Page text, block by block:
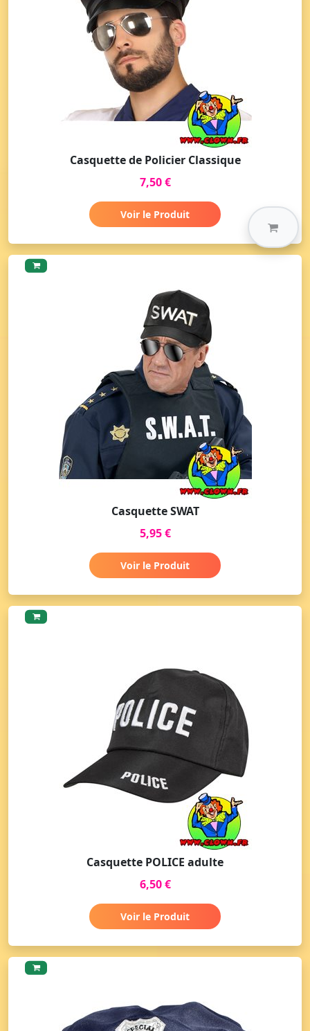
Casquette de Policier Classique
7,50 €
Voir le Produit
Casquette SWAT
5,95 €
Voir le Produit
Casquette POLICE adulte
6,50 €
Voir le Produit